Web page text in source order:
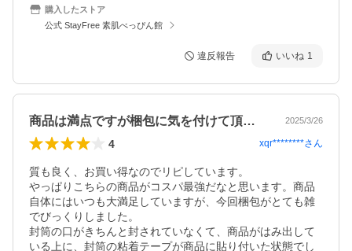
購入したストア
公式 StayFree 素肌べっぴん館
違反報告 いいね 1
商品は満点ですが梱包に気を付けて頂けたら 2025/3/26
4 xqr********さん
質も良く、お買い得なのでリピしています。
やっぱりこちらの商品がコスパ最強だなと思います。商品
自体にはいつも大満足していますが、今回梱包がとても雑
でびっくりしました。
封筒の口がきちんと封されていなくて、商品がはみ出して
いる上に、封筒の粘着テープが商品に貼り付いた状態でし